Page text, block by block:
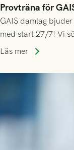
Provträna för
GAIS damlag
med start 27/7! Vi
division 3-nivå.
Läs mer